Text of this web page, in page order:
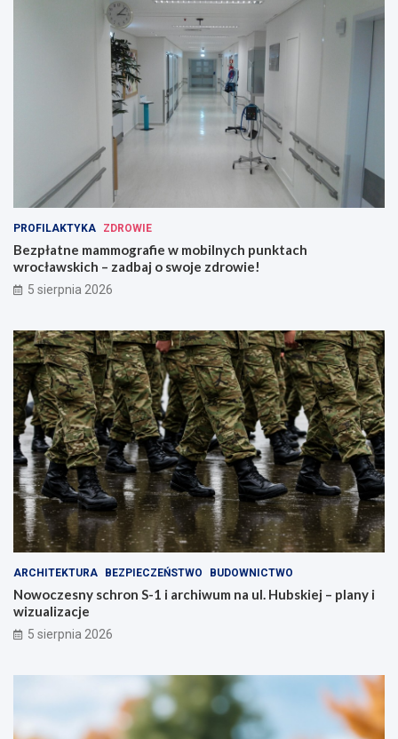
PROFILAKTYKA ZDROWIE
Bezpłatne mammografie w mobilnych punktach
wrocławskich – zadbaj o swoje zdrowie!
5 sierpnia 2026
ARCHITEKTURA BEZPIECZEŃSTWO BUDOWNICTWO
Nowoczesny schron S-1 i archiwum na ul. Hubskiej – plany i
wizualizacje
5 sierpnia 2026